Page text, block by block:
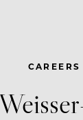
CAREERS